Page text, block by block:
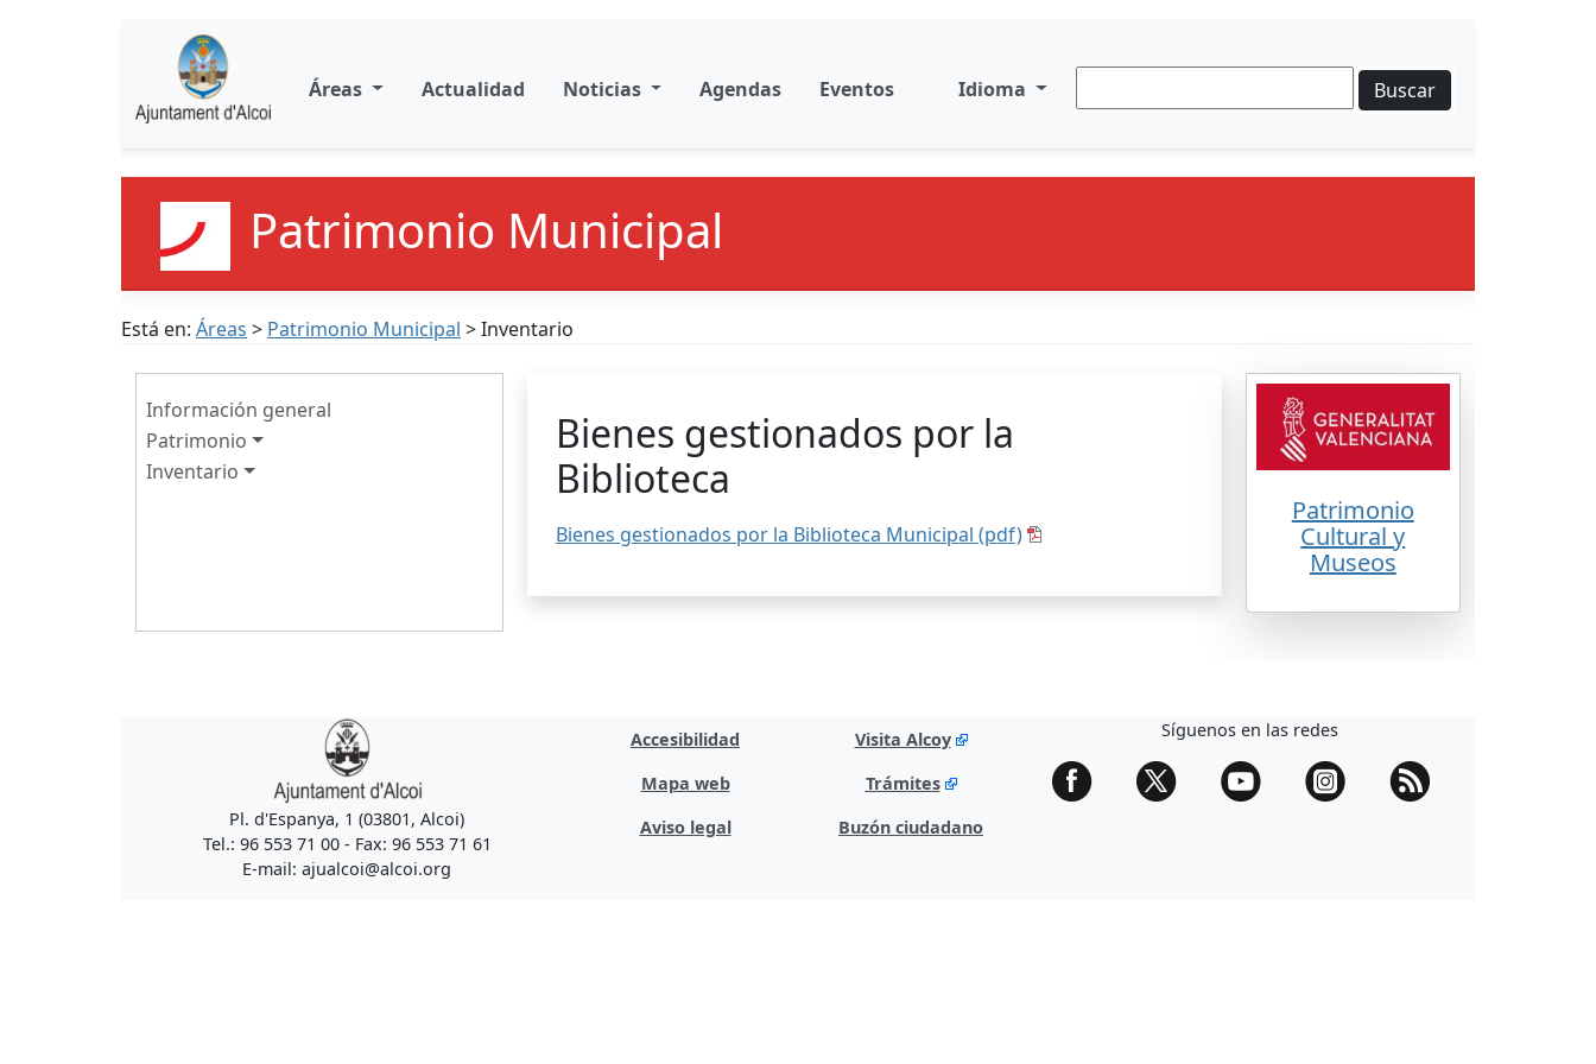
Áreas Actualidad Noticias Agendas Eventos Idioma Buscar
Patrimonio Municipal
Está en: Áreas > Patrimonio Municipal > Inventario
Información general
Patrimonio
Inventario
Bienes gestionados por la
Biblioteca
Bienes gestionados por la Biblioteca Municipal (pdf)
Patrimonio
Cultural y
Museos
Pl. d'Espanya, 1 (03801, Alcoi)
Tel.: 96 553 71 00 - Fax: 96 553 71 61
E-mail: ajualcoi@alcoi.org
Accesibilidad
Mapa web
Aviso legal
Visita Alcoy
Trámites
Buzón ciudadano
Síguenos en las redes